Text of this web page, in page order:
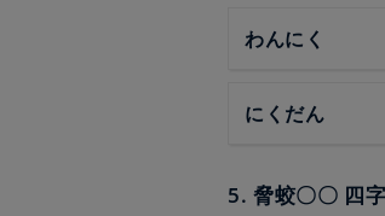
わんにく
にくだん
5. 脅蛟〇〇 四